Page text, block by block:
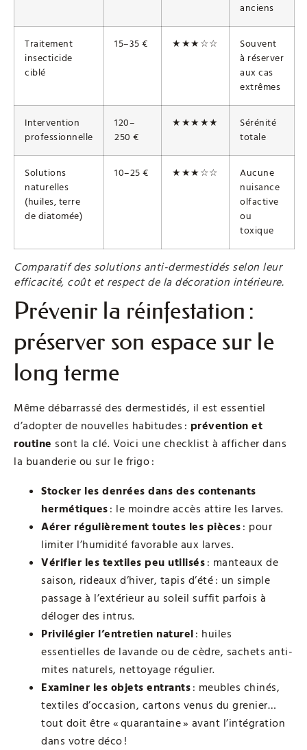
anciens
Traitement
insecticide
ciblé
15–35 € ★★★☆☆
Souvent
à réserver
aux cas
extrêmes
Intervention
professionnelle
120–
250 €
★★★★★
Sérénité
totale
Solutions
naturelles
(huiles, terre
de diatomée)
10–25 € ★★★☆☆
Aucune
nuisance
olfactive
ou
toxique
Comparatif des solutions anti-dermestidés selon leur
efficacité, coût et respect de la décoration intérieure.
Prévenir la réinfestation :
préserver son espace sur le
long terme
Même débarrassé des dermestidés, il est essentiel
d’adopter de nouvelles habitudes : prévention et
routine sont la clé. Voici une checklist à afficher dans
la buanderie ou sur le frigo :
Stocker les denrées dans des contenants
hermétiques: le moindre accès attire les larves.
Aérer régulièrement toutes les pièces: pour
limiter l’humidité favorable aux larves.
Vérifier les textiles peu utilisés: manteaux de
saison, rideaux d’hiver, tapis d’été : un simple
passage à l’extérieur au soleil suffit parfois à
déloger des intrus.
Privilégier l’entretien naturel: huiles
essentielles de lavande ou de cèdre, sachets anti-
mites naturels, nettoyage régulier.
Examiner les objets entrants: meubles chinés,
textiles d’occasion, cartons venus du grenier…
tout doit être « quarantaine » avant l’intégration
dans votre déco !